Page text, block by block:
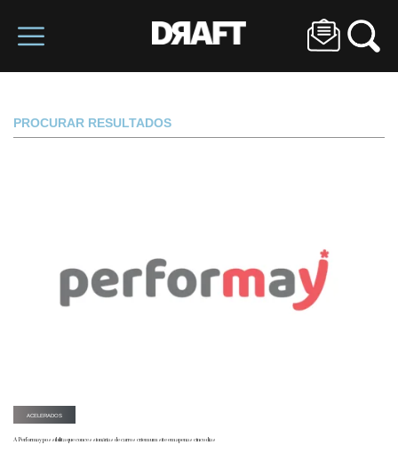
PROCURAR RESULTADOS
ACELERADOS
A Performay possibilita que concessionárias de carros criem um site em apenas cinco dias